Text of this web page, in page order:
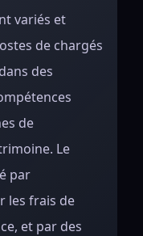
variés et
de chargés
des
de
Le
par
les frais de
et par des